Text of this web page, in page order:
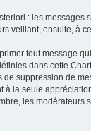
: les messages
veillant, ensuite, à
tout message
dans cette
de suppression de
à la seule
les modérateurs